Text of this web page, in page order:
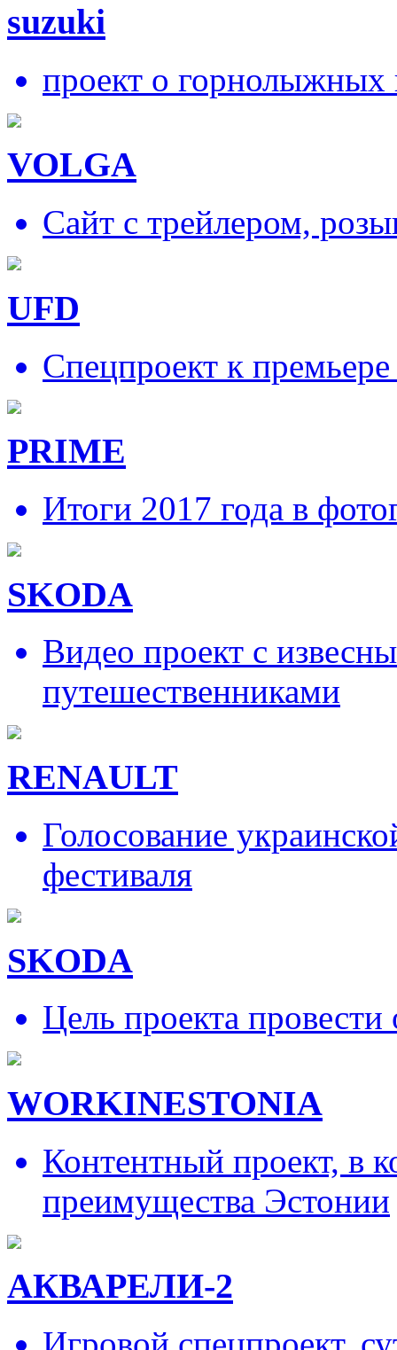
suzuki
проект о горнолыжных
VOLGA
Сайт с трейлером,
UFD
Спецпроект к
PRIME
Итоги 2017 года в
SKODA
Видео проект с
путешественниками
RENAULT
Голосование
фестиваля
SKODA
Цель проекта провести
WORKINESTONIA
Контентный проект, в
преимущества Эстонии
АКВАРЕЛИ-2